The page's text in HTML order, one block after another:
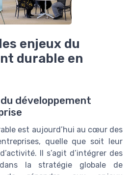
enjeux du
durable en
développement
est aujourd’hui au cœur des
quelle que soit leur
Il s’agit d’intégrer des
la stratégie globale de